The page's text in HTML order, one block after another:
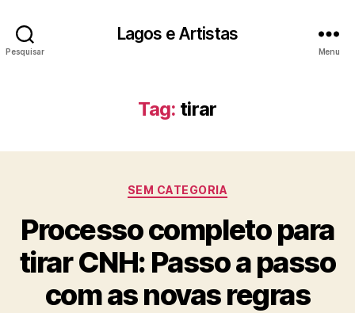
Pesquisar
Lagos e Artistas
Menu
Tag: tirar
Categorias
SEM CATEGORIA
Processo completo para
tirar CNH: Passo a passo
com as novas regras